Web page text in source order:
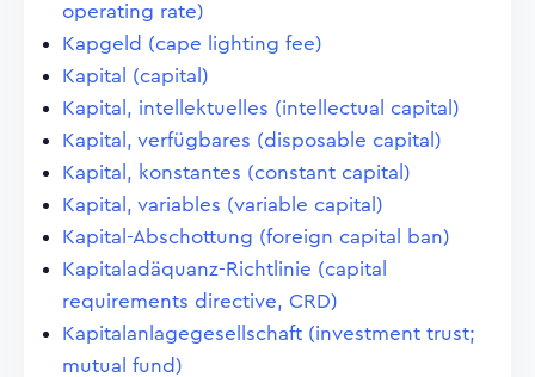
operating rate)
Kapgeld (cape lighting fee)
Kapital (capital)
Kapital, intellektuelles (intellectual capital)
Kapital, verfügbares (disposable capital)
Kapital, konstantes (constant capital)
Kapital, variables (variable capital)
Kapital-Abschottung (foreign capital ban)
Kapitaladäquanz-Richtlinie (capital
requirements directive, CRD)
Kapitalanlagegesellschaft (investment trust;
mutual fund)